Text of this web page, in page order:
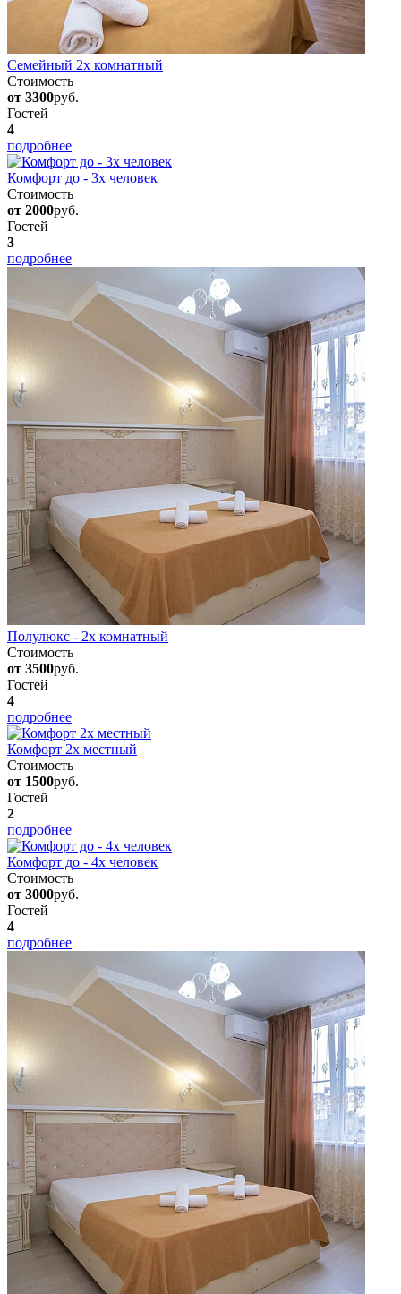
Семейный 2х комнатный
Стоимость
от 3300руб.
Гостей
4
подробнее
Комфорт до - 3х человек
Стоимость
от 2000руб.
Гостей
3
подробнее
Полулюкс - 2х комнатный
Стоимость
от 3500руб.
Гостей
4
подробнее
Комфорт 2х местный
Стоимость
от 1500руб.
Гостей
2
подробнее
Комфорт до - 4х человек
Стоимость
от 3000руб.
Гостей
4
подробнее